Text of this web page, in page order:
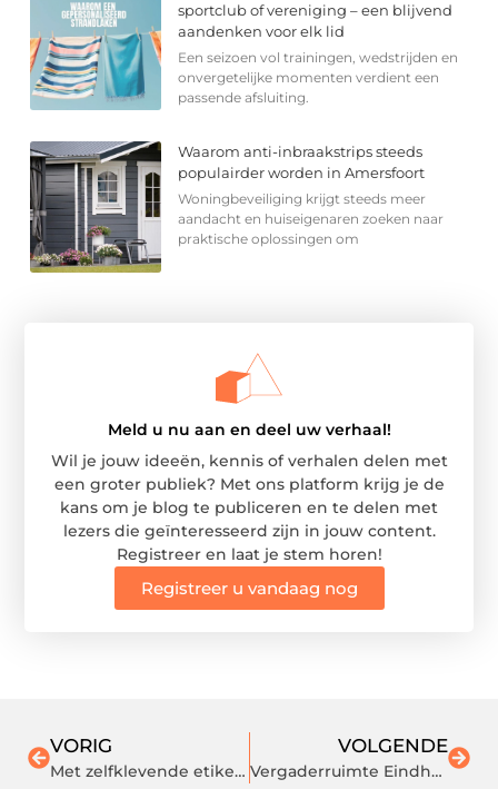
sportclub of vereniging – een blijvend
aandenken voor elk lid
Een seizoen vol trainingen, wedstrijden en
onvergetelijke momenten verdient een
passende afsluiting.
Waarom anti-inbraakstrips steeds
populairder worden in Amersfoort
Woningbeveiliging krijgt steeds meer
aandacht en huiseigenaren zoeken naar
praktische oplossingen om
Meld u nu aan en deel uw verhaal!
Wil je jouw ideeën, kennis of verhalen delen met
een groter publiek? Met ons platform krijg je de
kans om je blog te publiceren en te delen met
lezers die geïnteresseerd zijn in jouw content.
Registreer en laat je stem horen!
Registreer u vandaag nog
VORIG
Met zelfklevende etiketten zorgt u voor een strakke afwerking
VOLGENDE
Vergaderruimte Eindhoven